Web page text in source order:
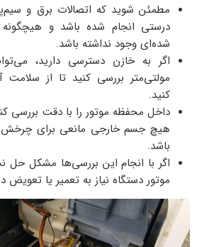
مطمئن شوید که اتصالات برق و
درستی انجام شده باشد و
شده‌ای وجود نداشته باشد.
اگر به خازن دسترسی دارید،
مولتی‌متر بررسی کنید تا از
کنید.
داخل محفظه موتور را با دقت بررسی
هیچ جسم خارجی مانعی برای چرخش
باشد.
اگر با انجام این بررسی‌ها مشکل حل
موتور دستگاه نیاز به تعمیر یا تعویض